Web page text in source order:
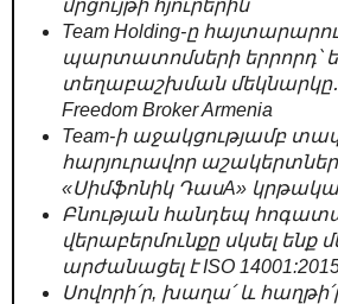
մրցույթի հյուրերին
Team Holding-ը
պարտատոմսերի երրորդ՝
տեղաբաշխման
Freedom Broker Armenia
Team-ի աջակցությամբ
հարյուրավոր
«Սիմֆոնիկ ԴասA»
Բնության հանդեպ
վերաբերմունքը սկսել ենք
արժանացել է ISO
Սովորի՛ր, խաղա՛ և